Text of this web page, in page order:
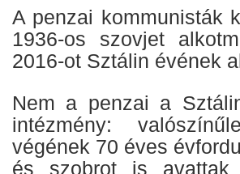
A penzai kommunisták
1936-os szovjet
2016-ot Sztálin évének
Nem a penzai a
intézmény:
végének 70 éves
és szobrot is avattak